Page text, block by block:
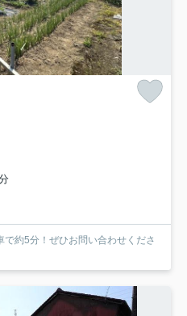
約5分！ぜひお問い合わせくださ